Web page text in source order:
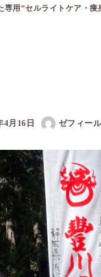
用”セルライトケア・痩
4月16日
著
者
ゼフィー